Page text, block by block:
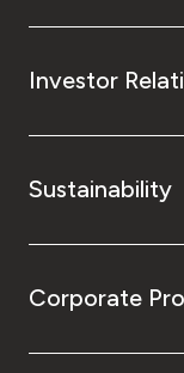
Investor
Sustainability
Corporate